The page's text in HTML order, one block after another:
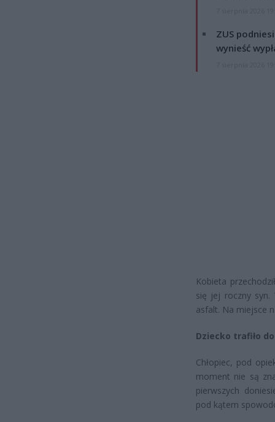
ZUS
wynieść
Kobieta
się jej roczny syn.
asfalt. Na miejsce
Dziecko trafiło
Chłopiec, pod
moment nie są
pierwszych
pod kątem